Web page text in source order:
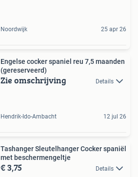
Noordwijk 25 apr 26
Engelse cocker spaniel reu 7,5 maanden
(gereserveerd)
Zie omschrijving Details
Hendrik-Ido-Ambacht 12 jul 26
Tashanger Sleutelhanger Cocker spaniël
met beschermengeltje
€ 3,75 Details